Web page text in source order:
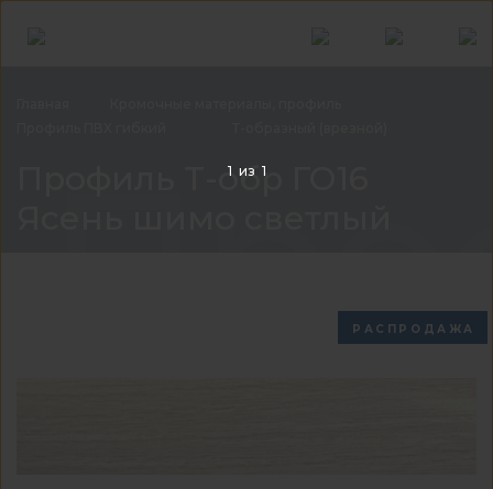
Профиль Т-обр ГО16
РАСПРОДАЖА
1 из 1